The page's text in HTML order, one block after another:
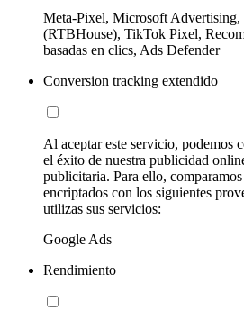
Meta-Pixel, Microsoft Advertising,
(RTBHouse), TikTok Pixel,
basadas en clics, Ads Defender
Conversion tracking extendido
Al aceptar este servicio, podemos
el éxito de nuestra publicidad
publicitaria. Para ello,
encriptados con los siguientes
utilizas sus servicios:
Google Ads
Rendimiento